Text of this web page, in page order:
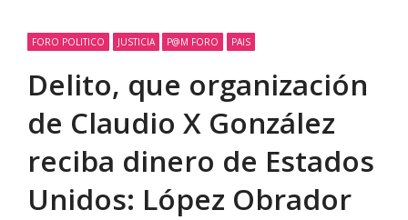
FORO POLITICO JUSTICIA P@M FORO PAIS
Delito, que organización
de Claudio X González
reciba dinero de Estados
Unidos: López Obrador